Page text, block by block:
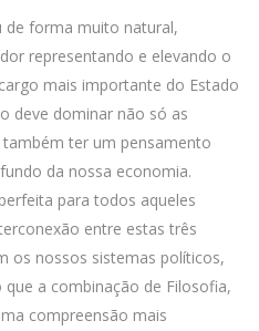
de forma muito natural,
representando e elevando o
mais importante do Estado
deve dominar não só as
ter um pensamento
da nossa economia.
para todos aqueles
entre estas três
os nossos sistemas políticos,
a combinação de Filosofia,
compreensão mais